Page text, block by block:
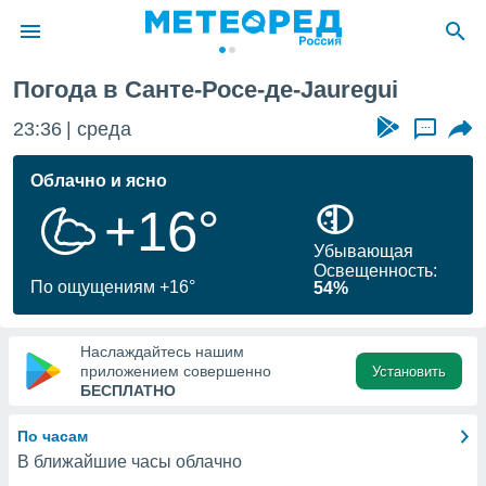
о
Вы можете
к этому
доступ
Погода в Санте-Росе-де-Jauregui
23:36 среда ...
Облачно и ясно
+16°
По ощущениям +16°
Убывающая
Освещенность:
54%
Наслаждайтесь нашим
приложением совершенно
БЕСПЛАТНО
Установить
По часам
В ближайшие часы облачно